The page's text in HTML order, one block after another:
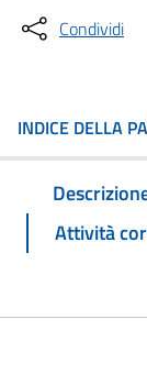
Condividi
INDICE DELLA
Attività